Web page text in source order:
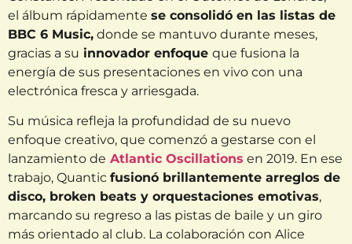
el álbum rápidamente se consolidó en las listas de
BBC 6 Music, donde se mantuvo durante meses,
gracias a su innovador enfoque que fusiona la
energía de sus presentaciones en vivo con una
electrónica fresca y arriesgada.
Su música refleja la profundidad de su nuevo
enfoque creativo, que comenzó a gestarse con el
lanzamiento de Atlantic Oscillations en 2019. En ese
trabajo, Quantic fusionó brillantemente arreglos de
disco, broken beats y orquestaciones emotivas,
marcando su regreso a las pistas de baile y un giro
más orientado al club. La colaboración con Alice